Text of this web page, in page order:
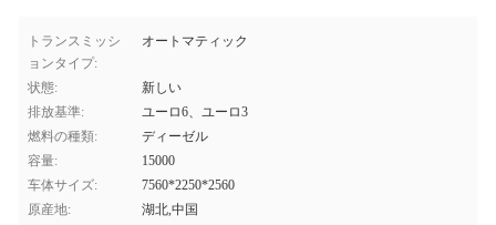
トランスミッシ
ョンタイプ:
オートマティック
状態:
新しい
排放基準:
ユーロ6、ユーロ3
燃料の種類:
ディーゼル
容量:
15000
车体サイズ:
7560*2250*2560
原産地:
湖北,中国